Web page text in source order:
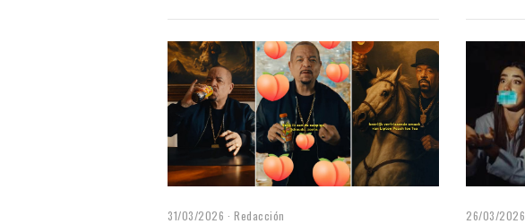
31/03/2026 Redacción 26/03/2026